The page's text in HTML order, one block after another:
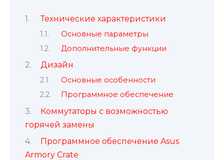
Технические характеристики
Основные параметры
Дополнительные функции
Дизайн
Основные особенности
Программное обеспечение
Коммутаторы с возможностью
горячей замены
Программное обеспечение Asus
Armory Crate